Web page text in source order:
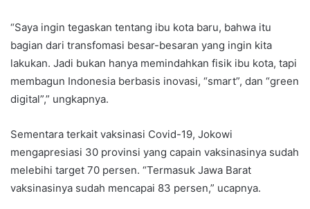
“Saya ingin tegaskan tentang ibu kota baru, bahwa itu
bagian dari transfomasi besar-besaran yang ingin kita
lakukan. Jadi bukan hanya memindahkan fisik ibu kota, tapi
membagun Indonesia berbasis inovasi, “smart”, dan “green
digital”,” ungkapnya.
Sementara terkait vaksinasi Covid-19, Jokowi
mengapresiasi 30 provinsi yang capain vaksinasinya sudah
melebihi target 70 persen. “Termasuk Jawa Barat
vaksinasinya sudah mencapai 83 persen,” ucapnya.